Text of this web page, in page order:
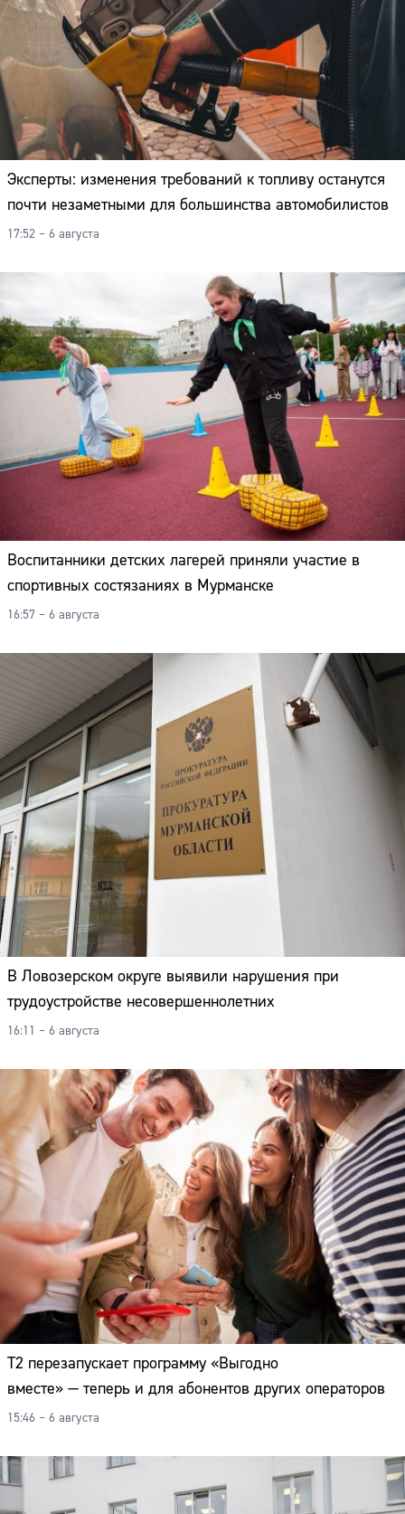
Эксперты: изменения требований к топливу останутся
почти незаметными для большинства автомобилистов
17:52 – 6 августа
Воспитанники детских лагерей приняли участие в
спортивных состязаниях в Мурманске
16:57 – 6 августа
В Ловозерском округе выявили нарушения при
трудоустройстве несовершеннолетних
16:11 – 6 августа
Т2 перезапускает программу «Выгодно
вместе» — теперь и для абонентов других операторов
15:46 – 6 августа